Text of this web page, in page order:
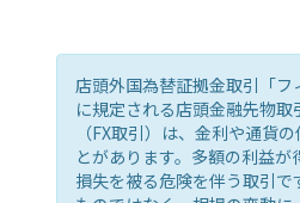
店頭外国為替証拠金取引「
に規定される店頭金融先物
（FX取引）は、金利や通貨
とがあります。多額の利益
損失を被る危険を伴う取引